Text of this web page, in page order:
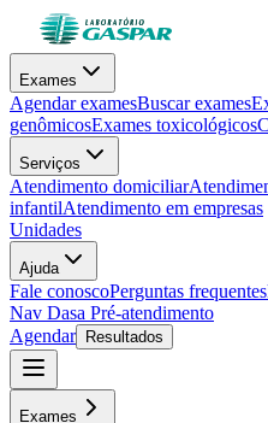
Exames
Agendar examesBuscar exames
genômicosExames toxicológicos
Serviços
Atendimento domiciliar
infantilAtendimento em empresas
Unidades
Ajuda
Fale conoscoPerguntas frequentes
Nav Dasa Pré-atendimento
Agendar
Resultados
Exames